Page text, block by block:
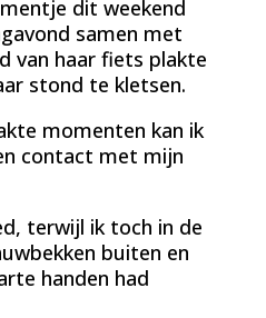
dit weekend
samen met
van haar fiets plakte
stond te kletsen.
momenten kan ik
contact met mijn
terwijl ik toch in de
buiten en
handen had